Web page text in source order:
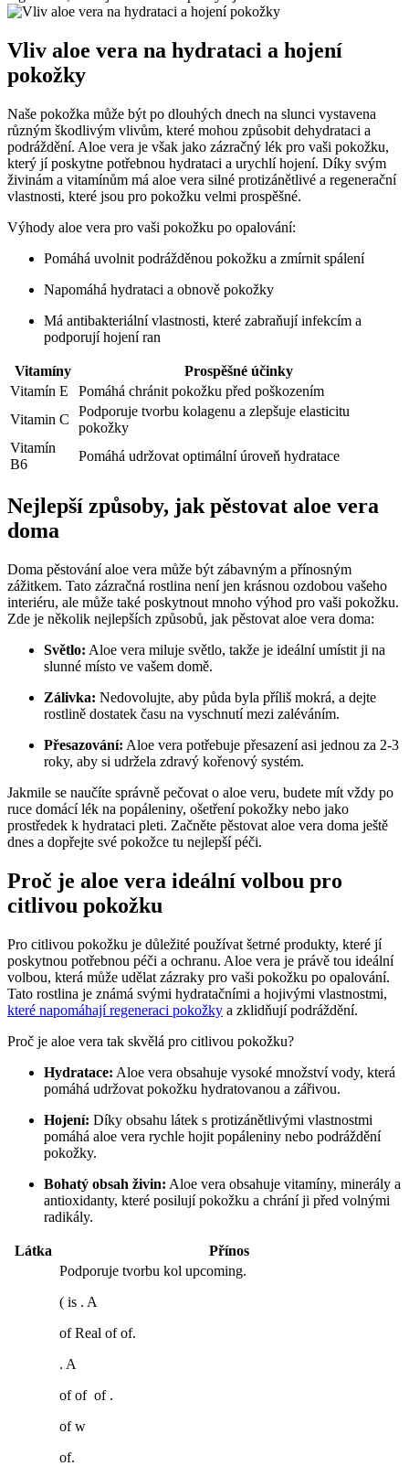
Vliv aloe vera na hydrataci ​a hojení
pokožky
Naše pokožka může ‌být po dlouhých dnech na slunci vystavena
různým⁢ škodlivým vlivům,⁤ které mohou způsobit​ dehydrataci​ a
podráždění. Aloe vera je však jako zázračný ​lék pro vaši ⁣pokožku,
který jí⁣ poskytne potřebnou hydrataci a​ urychlí hojení. Díky⁢ svým
živinám a vitamínům ⁢má‍ aloe vera silné protizánětlivé a regenerační
vlastnosti, které jsou pro pokožku ⁢velmi prospěšné.
Výhody aloe vera pro vaši pokožku ⁤po opalování:
Pomáhá uvolnit podrážděnou pokožku a zmírnit⁣ spálení
Napomáhá ⁣hydrataci a obnově pokožky
Má antibakteriální​ vlastnosti, které zabraňují infekcím a
podporují hojení⁢ ran
Vitamíny
Prospěšné ⁤účinky
Vitamín E
Pomáhá ​chránit pokožku ​před poškozením
Vitamin⁤ C
Podporuje tvorbu kolagenu a zlepšuje elasticitu
pokožky
Vitamín‌
B6
Pomáhá udržovat optimální úroveň hydratace
Nejlepší způsoby, jak pěstovat​ aloe⁢ vera
doma
Doma pěstování aloe vera může být‍ zábavným a přínosným
zážitkem. Tato zázračná rostlina není​ jen krásnou‌ ozdobou vašeho
interiéru, ale​ může ⁣také‌ poskytnout mnoho výhod pro vaši pokožku.
‍Zde je‍ několik nejlepších způsobů, jak ​pěstovat aloe vera doma:
Světlo: Aloe vera miluje světlo, takže je ideální‌ umístit ji⁤ na
slunné⁢ místo ve vašem domě.
Zálivka: Nedovolujte, ‍aby půda byla příliš‍ mokrá, a ⁢dejte
rostlině dostatek času na​ vyschnutí ⁢mezi zaléváním.
Přesazování: Aloe vera potřebuje přesazení asi jednou za‌ 2-3
roky, aby si‌ udržela zdravý kořenový systém.
Jakmile se naučíte správně pečovat o ‍aloe⁤ veru,‍ budete‍ mít vždy po
ruce domácí lék‌ na popáleniny, ošetření pokožky nebo ​jako
prostředek ⁤k hydrataci pleti. Začněte⁤ pěstovat⁣ aloe ‌vera doma ještě
dnes a dopřejte své pokožce⁣ tu nejlepší péči.
Proč je aloe vera ideální volbou pro
citlivou pokožku
Pro citlivou⁤ pokožku je důležité používat šetrné produkty, které jí
poskytnou potřebnou péči a ochranu. ⁢Aloe‍ vera je právě tou ideální
volbou, která může udělat zázraky pro vaši pokožku ⁣po opalování.
Tato rostlina ‌je známá svými hydratačními a ⁣hojivými‍ vlastnostmi,
které napomáhají regeneraci pokožky a zklidňují podráždění.
Proč⁢ je⁢ aloe vera tak skvělá pro⁣ citlivou⁢ pokožku?
Hydratace: ⁣Aloe vera obsahuje vysoké množství vody, která
pomáhá udržovat pokožku hydratovanou a ⁣zářivou.
Hojení: Díky obsahu látek s⁣ protizánětlivými vlastnostmi
pomáhá aloe vera rychle hojit popáleniny​ nebo podráždění
pokožky.
Bohatý obsah⁣ živin: ‍Aloe​ vera ​obsahuje vitamíny, minerály a
antioxidanty, které posilují pokožku a chrání ‌ji před volnými
radikály.
Látka
Přínos
Podporuje tvorbu ⁤kol upcoming.
( ⁣is . A
of‍ Real‍ of of.
. A
of of ⁤ of .
of w
of.